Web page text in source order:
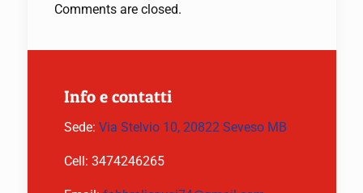
Comments are closed.
Info e contatti
Sede: Via Stelvio 10, 20822 Seveso MB
Cell: 3474246265